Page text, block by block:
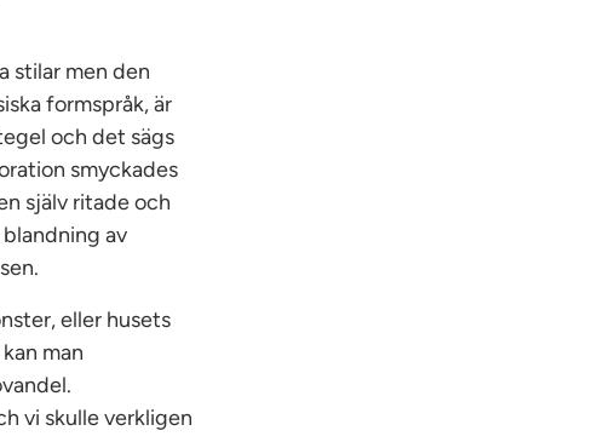
stilar men den
formspråk, är
och det sägs
smyckades
själv ritade och
av
eller husets
man
vi skulle verkligen